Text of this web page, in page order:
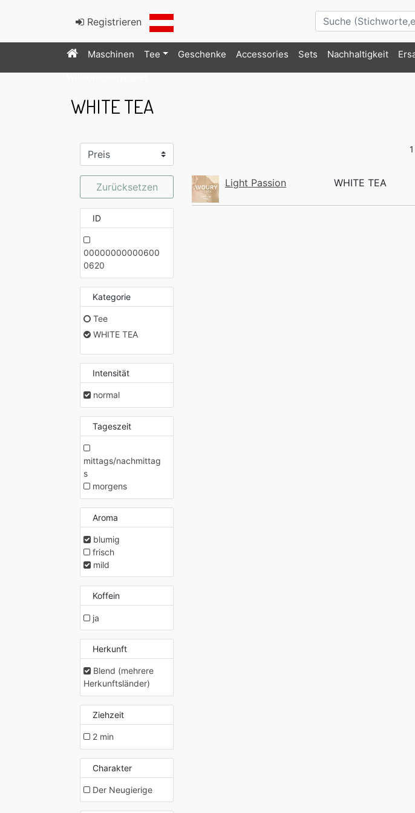
Registrieren
Maschinen Tee Geschenke Accessories Sets Nachhaltigkeit
WHITE TEA
Zurücksetzen
ID
00000000000600
0620
Kategorie
Tee
WHITE TEA
Intensität
normal
Tageszeit
mittags/nachmittag
s
morgens
Aroma
blumig
frisch
mild
Koffein
ja
Herkunft
Blend (mehrere
Herkunftsländer)
Ziehzeit
2 min
Charakter
Der Neugierige
Light Passion WHITE TEA